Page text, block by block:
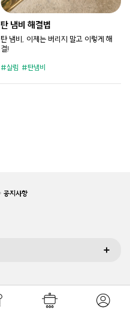
탄 냄비 해결법
탄 냄비, 이제는 버리지 말고 이렇게 해
결!
살림 탄냄비
공지사항